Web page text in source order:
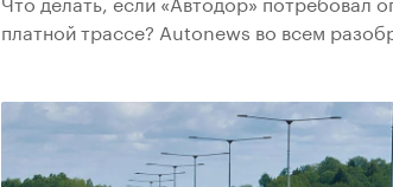
платной трассе? Autonews во всем